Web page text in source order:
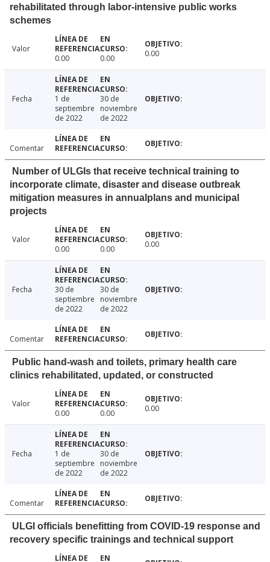
rehabilitated through labor-intensive public works
schemes
Valor
0.00
0.00 0.00
Fecha
1 de
septiembre
de 2022
30 de
noviembre
de 2022
Comentar
Number of ULGIs that receive technical training to
incorporate climate, disaster and disease outbreak
mitigation measures in annualplans and municipal
projects
Valor
0.00
0.00 0.00
Fecha
30 de
septiembre
de 2022
30 de
noviembre
de 2022
Comentar
Public hand-wash and toilets, primary health care
clinics rehabilitated, updated, or constructed
Valor
0.00
0.00 0.00
Fecha
1 de
septiembre
de 2022
30 de
noviembre
de 2022
Comentar
ULGI officials benefitting from COVID-19 response and
recovery specific trainings and technical support